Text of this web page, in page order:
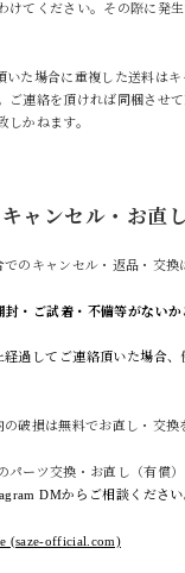
けてください。その際に発
た場合に重複した送料は
ご連絡を頂ければ同梱させ
しかねます。
ャンセル・お直
のキャンセル・返品・交換
封・ご試着・不備等がない
過してご連絡頂いた場合、
破損は無料でお直し・交換
パーツ交換・お直し（有償）
DMからご相談ください
(saze-official.com)